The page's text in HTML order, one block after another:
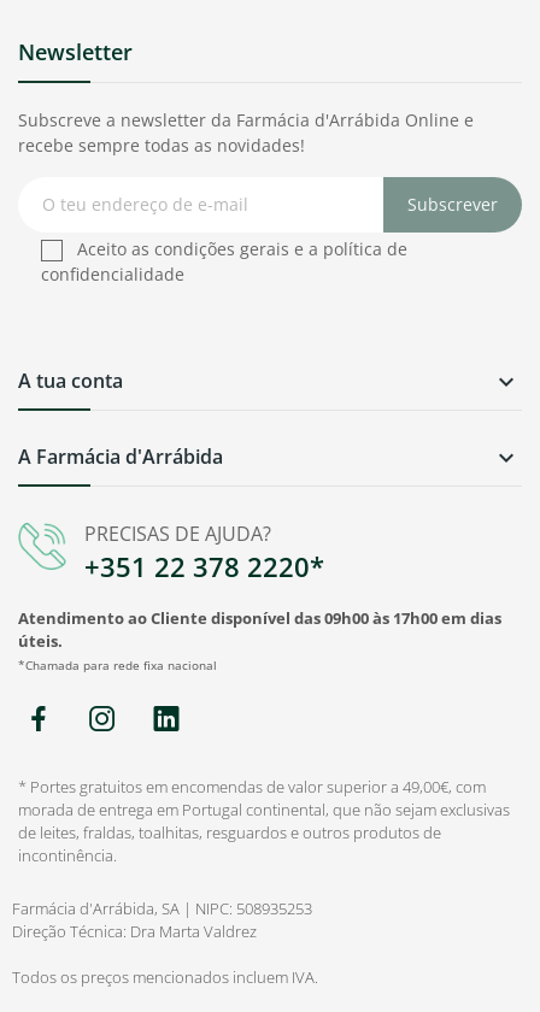
PRECISAS DE AJUDA?
+351 22 378 2220*
Atendimento ao Cliente disponível das 09h00 às 17h00 em dias
úteis.
*Chamada para rede fixa nacional
A Farmácia d'Arrábida 
A tua conta 
Newsletter
Subscreve a newsletter da Farmácia d'Arrábida Online e
recebe sempre todas as novidades!
Subscrever
Aceito as condições gerais e a política de
confidencialidade
* Portes gratuitos em encomendas de valor superior a 49,00€, com
morada de entrega em Portugal continental, que não sejam exclusivas
de leites, fraldas, toalhitas, resguardos e outros produtos de
incontinência.
Farmácia d'Arrábida, SA | NIPC: 508935253
Direção Técnica: Dra Marta Valdrez
Todos os preços mencionados incluem IVA.